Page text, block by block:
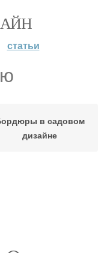
статьи
в садовом
дизайне